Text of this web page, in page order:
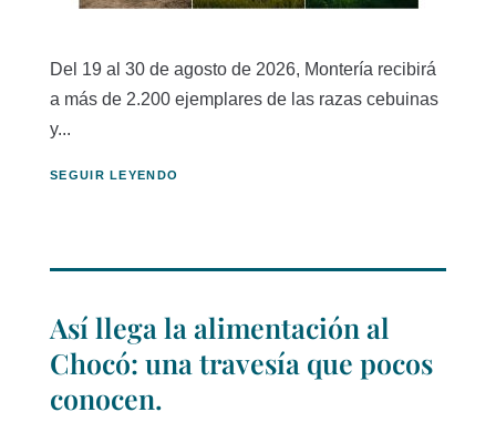
Del 19 al 30 de agosto de 2026, Montería recibirá
a más de 2.200 ejemplares de las razas cebuinas
y...
SEGUIR LEYENDO
Así llega la alimentación al
Chocó: una travesía que pocos
conocen.